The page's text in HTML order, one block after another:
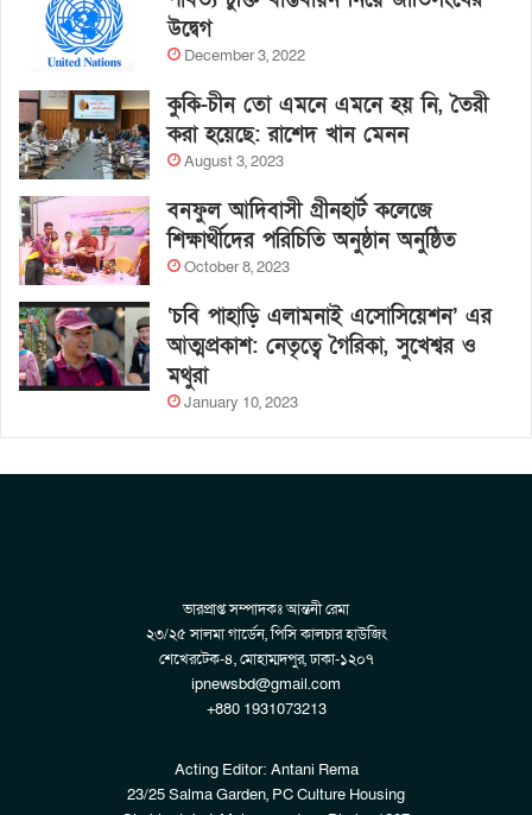
উদ্বেগ
December 3, 2022
কুকি-চীন তো এমনে এমনে হয় নি, তৈরী
করা হয়েছে: রাশেদ খান মেনন
August 3, 2023
বনফুল আদিবাসী গ্রীনহার্ট কলেজে
শিক্ষার্থীদের পরিচিতি অনুষ্ঠান অনুষ্ঠিত
October 8, 2023
‘চবি পাহাড়ি এলামনাই এসোসিয়েশন’ এর
আত্মপ্রকাশ: নেতৃত্বে গৈরিকা, সুখেশ্বর ও
মথুরা
January 10, 2023
ভারপ্রাপ্ত সম্পাদকঃ আন্তনী রেমা
২৩/২৫ সালমা গার্ডেন, পিসি কালচার হাউজিং
শেখেরটেক-৪, মোহাম্মদপুর, ঢাকা-১২০৭
ipnewsbd@gmail.com
+880 1931073213
Acting Editor: Antani Rema
23/25 Salma Garden, PC Culture Housing